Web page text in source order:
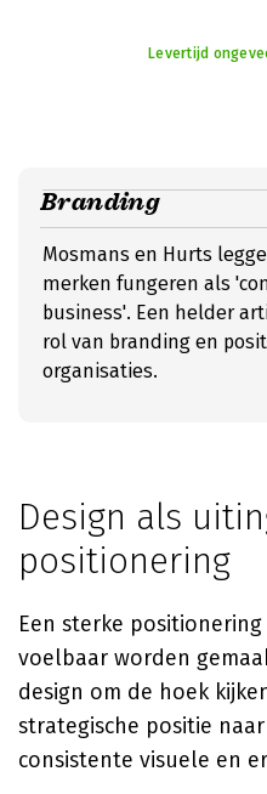
Levertijd
Branding
Mosmans en Hurts
merken fungeren als
business'. Een helder
rol van branding en
organisaties.
Design als
positionering
Een sterke
voelbaar worden
design om de hoek
strategische positie
consistente visuele en